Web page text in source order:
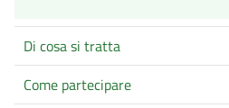
Di cosa si tratta
Come partecipare